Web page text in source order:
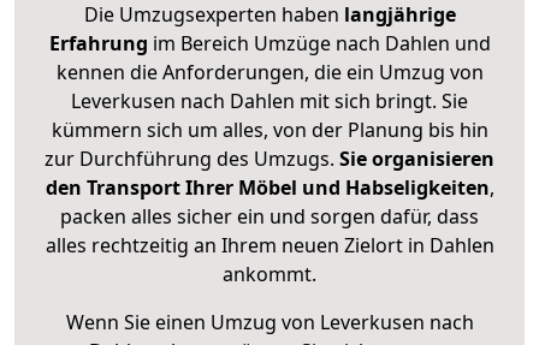
Die Umzugsexperten haben langjährige
Erfahrung im Bereich Umzüge nach Dahlen und
kennen die Anforderungen, die ein Umzug von
Leverkusen nach Dahlen mit sich bringt. Sie
kümmern sich um alles, von der Planung bis hin
zur Durchführung des Umzugs. Sie organisieren
den Transport Ihrer Möbel und Habseligkeiten,
packen alles sicher ein und sorgen dafür, dass
alles rechtzeitig an Ihrem neuen Zielort in Dahlen
ankommt.
Wenn Sie einen Umzug von Leverkusen nach